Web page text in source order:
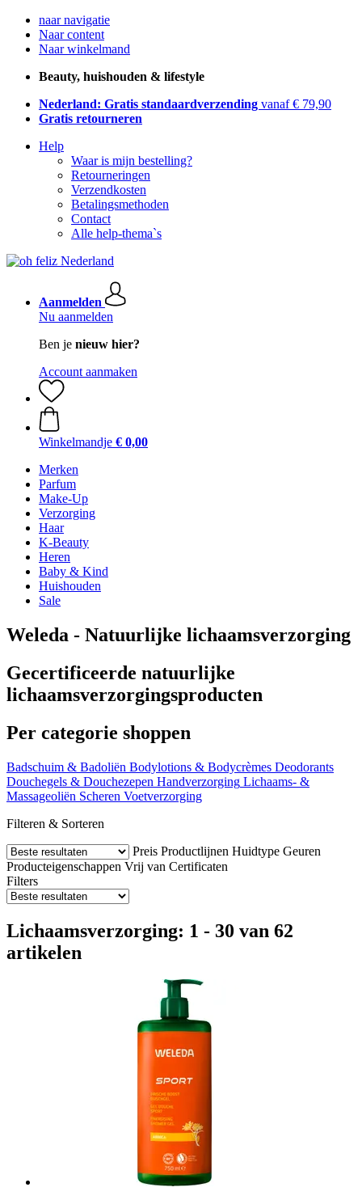
naar navigatie
Naar content
Naar winkelmand
Beauty, huishouden & lifestyle
Nederland: Gratis standaardverzending vanaf € 79,90
Gratis retourneren
Help
Waar is mijn bestelling?
Retourneringen
Verzendkosten
Betalingsmethoden
Contact
Alle help-thema`s
Aanmelden
Nu aanmelden
Ben je nieuw hier?
Account aanmaken
Winkelmandje € 0,00
Merken
Parfum
Make-Up
Verzorging
Haar
K-Beauty
Heren
Baby & Kind
Huishouden
Sale
Weleda - Natuurlijke lichaamsverzorging
Gecertificeerde natuurlijke
lichaamsverzorgingsproducten
Per categorie shoppen
Badschuim & Badoliën Bodylotions & Bodycrèmes Deodorants
Douchegels & Douchezepen Handverzorging Lichaams- &
Massageoliën Scheren Voetverzorging
Filteren & Sorteren
Preis Productlijnen Huidtype Geuren
Producteigenschappen Vrij van Certificaten
Filters
Lichaamsverzorging: 1 - 30 van 62
artikelen